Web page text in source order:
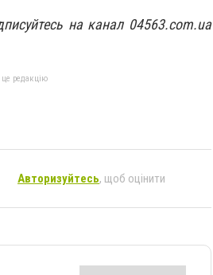
на канал 04563.com.ua
редакцію
Авторизуйтесь, щоб оцінити